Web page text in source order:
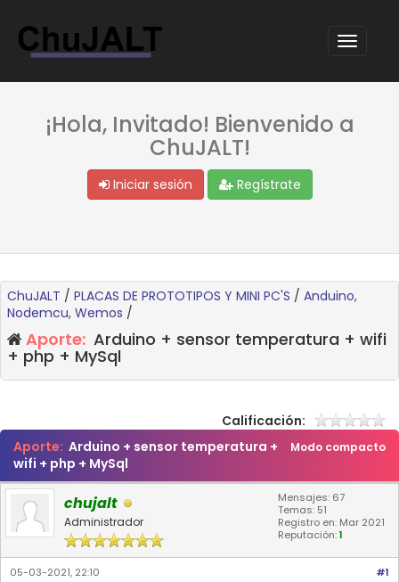
¡Hola, Invitado! Bienvenido a
ChuJALT!
Iniciar sesión Regístrate
ChuJALT / PLACAS DE PROTOTIPOS Y MINI PC'S / Anduino,
Nodemcu, Wemos /
Aporte: Arduino + sensor temperatura + wifi
+ php + MySql
Calificación:
Modo compacto
Aporte: Arduino + sensor temperatura +
wifi + php + MySql
chujalt
Administrador
Mensajes: 67
Temas: 51
Registro en: Mar 2021
Reputación:1
#1
05-03-2021, 22:10